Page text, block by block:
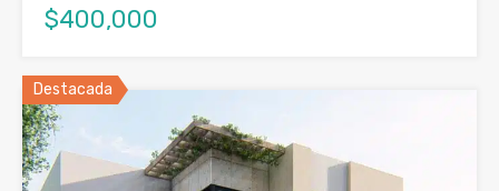
$400,000
Destacada